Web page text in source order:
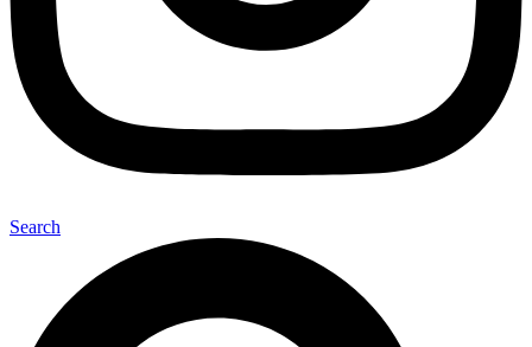
Search